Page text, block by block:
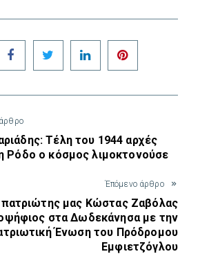
Facebook Twitter LinkedIn
Τέλη του 1944 αρχές
Ρόδο ο κόσμος λιμοκτονούσε
Έπόμενο άρθρο
μας Κώστας Ζαβόλας
στα Δωδεκάνησα με την
Ένωση του Πρόδρομου
Εμφιετζόγλου